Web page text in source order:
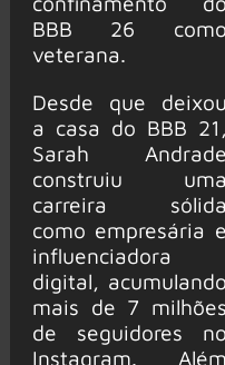
BBB 26 como
veterana.
Desde que deixou
a casa do BBB 21,
Sarah Andrade
construiu uma
carreira sólida
como empresária e
influenciadora
digital, acumulando
mais de 7 milhões
de seguidores no
Instagram. Além